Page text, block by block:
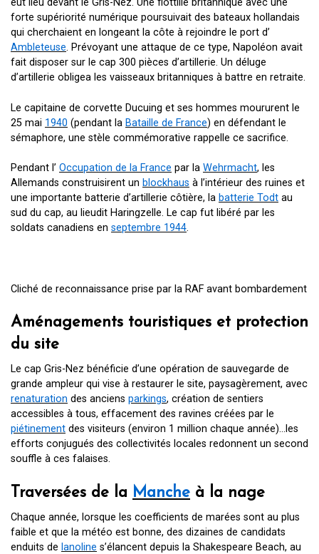
eut lieu devant le Gris-Nez. Une flottille britannique avec une
forte supériorité numérique poursuivait des bateaux hollandais
qui cherchaient en longeant la côte à rejoindre le port d’
Ambleteuse. Prévoyant une attaque de ce type, Napoléon avait
fait disposer sur le cap 300 pièces d’artillerie. Un déluge
d’artillerie obligea les vaisseaux britanniques à battre en retraite.
Le capitaine de corvette Ducuing et ses hommes moururent le
25 mai 1940 (pendant la Bataille de France) en défendant le
sémaphore, une stèle commémorative rappelle ce sacrifice.
Pendant l’ Occupation de la France par la Wehrmacht, les
Allemands construisirent un blockhaus à l’intérieur des ruines et
une importante batterie d’artillerie côtière, la batterie Todt au
sud du cap, au lieudit Haringzelle. Le cap fut libéré par les
soldats canadiens en septembre 1944.
Cliché de reconnaissance prise par la RAF avant bombardement
Aménagements touristiques et protection
du site
Le cap Gris-Nez bénéficie d’une opération de sauvegarde de
grande ampleur qui vise à restaurer le site, paysagèrement, avec
renaturation des anciens parkings, création de sentiers
accessibles à tous, effacement des ravines créées par le
piétinement des visiteurs (environ 1 million chaque année)…les
efforts conjugués des collectivités locales redonnent un second
souffle à ces falaises.
Traversées de la Manche à la nage
Chaque année, lorsque les coefficients de marées sont au plus
faible et que la météo est bonne, des dizaines de candidats
enduits de lanoline s’élancent depuis la Shakespeare Beach, au